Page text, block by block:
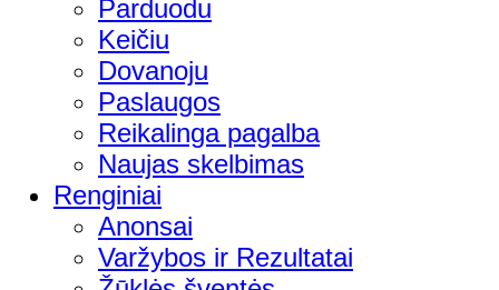
Parduodu
Keičiu
Dovanoju
Paslaugos
Reikalinga pagalba
Naujas skelbimas
Renginiai
Anonsai
Varžybos ir Rezultatai